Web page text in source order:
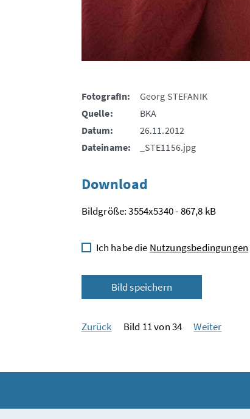
FotografIn:
Georg STEFANIK
Quelle:
BKA
Datum:
26.11.2012
Dateiname:
_STE1156.jpg
Download
Bildgröße: 3554x5340 - 867,8 kB
Ich habe die Nutzungsbedingungen
Bild speichern
Zurück Bild 11 von 34 Weiter